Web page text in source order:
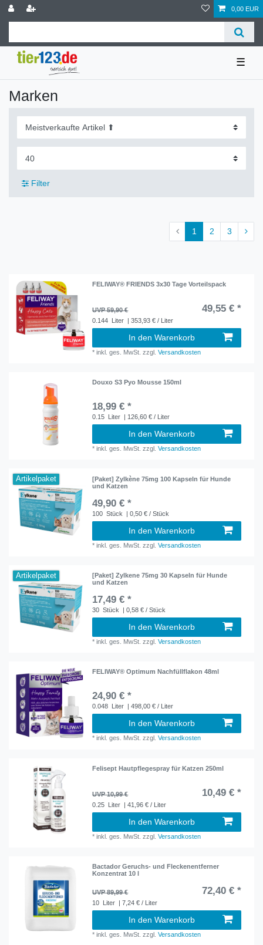
0,00 EUR
☰
Marken
Filter
1 2 3
FELIWAY® FRIENDS 3x30 Tage Vorteilspack
UVP 59,90 € 49,55 € *
0.144 Liter | 353,93 € / Liter
In den Warenkorb
*inkl. ges. MwSt. zzgl.Versandkosten
Douxo S3 Pyo Mousse 150ml
18,99 € *
0.15 Liter | 126,60 € / Liter
In den Warenkorb
*inkl. ges. MwSt. zzgl.Versandkosten
Artikelpaket
[Paket] Zylkène 75mg 100 Kapseln für Hunde
und Katzen
49,90 € *
100 Stück | 0,50 € / Stück
In den Warenkorb
*inkl. ges. MwSt. zzgl.Versandkosten
Artikelpaket
[Paket] Zylkene 75mg 30 Kapseln für Hunde
und Katzen
17,49 € *
30 Stück | 0,58 € / Stück
In den Warenkorb
*inkl. ges. MwSt. zzgl.Versandkosten
FELIWAY® Optimum Nachfüllflakon 48ml
24,90 € *
0.048 Liter | 498,00 € / Liter
In den Warenkorb
*inkl. ges. MwSt. zzgl.Versandkosten
Felisept Hautpflegespray für Katzen 250ml
UVP 10,99 € 10,49 € *
0.25 Liter | 41,96 € / Liter
In den Warenkorb
*inkl. ges. MwSt. zzgl.Versandkosten
Bactador Geruchs- und Fleckenentferner
Konzentrat 10 l
UVP 89,99 € 72,40 € *
10 Liter | 7,24 € / Liter
In den Warenkorb
*inkl. ges. MwSt. zzgl.Versandkosten